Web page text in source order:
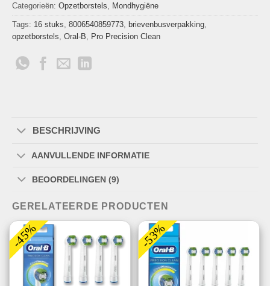
Categorieën: Opzetborstels Mondhygiëne
Tags: 16 stuks 8006540859773 brievenbusverpakking
opzetborstels Oral-B Pro Precision Clean
BESCHRIJVING
AANVULLENDE INFORMATIE
BEOORDELINGEN (9)
GERELATEERDE PRODUCTEN
-45% -53%